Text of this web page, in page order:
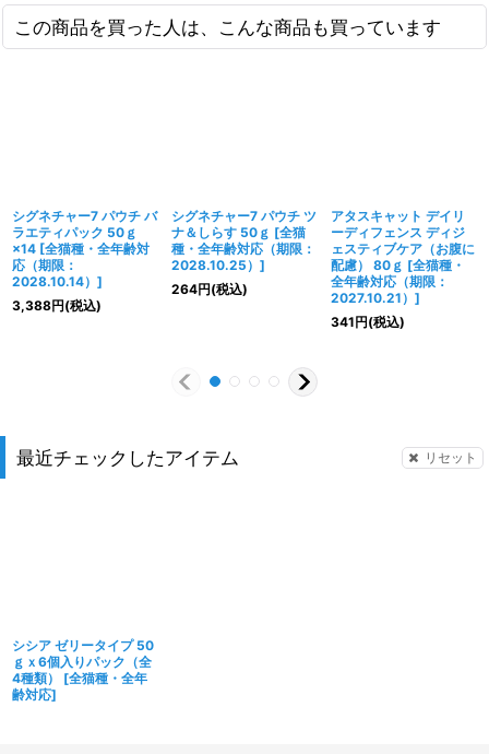
この商品を買った人は、こんな商品も買っています
シグネチャー7 パウチ バ
ラエティパック 50ｇ
×14 [全猫種・全年齢対
応（期限：
2028.10.14） ]
3,388円(税込)
シグネチャー7 パウチ ツ
ナ＆しらす 50ｇ [全猫
種・全年齢対応（期限：
2028.10.25） ]
264円(税込)
アタスキャット デイリ
ーディフェンス ディジ
ェスティブケア（お腹に
配慮） 80ｇ [全猫種・
全年齢対応（期限：
2027.10.21） ]
341円(税込)
最近チェックしたアイテム リセット
シシア ゼリータイプ 50
ｇｘ6個入りパック（全
4種類）
[全猫種・全年
齢対応]